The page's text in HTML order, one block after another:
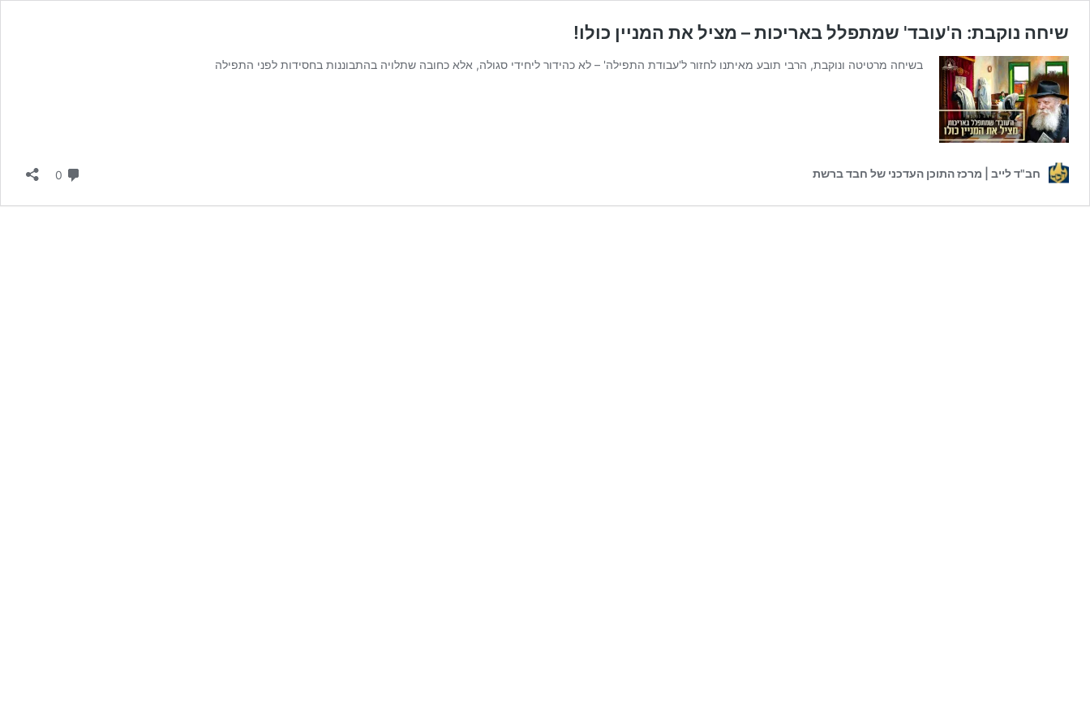
שיחה נוקבת: ה'עובד' שמתפלל באריכות – מציל את המניין כולו!
בשיחה מרטיטה ונוקבת, הרבי תובע מאיתנו לחזור ל'עבודת התפילה' – לא כהידור ליחידי סגולה, אלא כחובה שתלויה בהתבוננות בחסידות לפני התפילה
חב"ד לייב | מרכז התוכן העדכני של חבד ברשת תגובות